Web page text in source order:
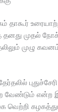
தாகூர்
தனது முதல்
முழு
வேண்டும்
வெற்றி